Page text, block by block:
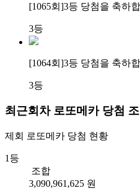
[1065회]3등 당첨을 축하
3등
[1064회]3등 당첨을 축하
3등
최근회차 로또메카 당첨
제회 로또메카 당첨 현황
1등
조합
3,090,961,625 원